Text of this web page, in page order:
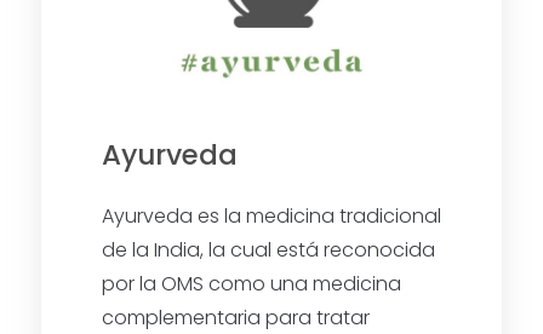
Ayurveda
Ayurveda es la medicina tradicional
de la India, la cual está reconocida
por la OMS como una medicina
complementaria para tratar